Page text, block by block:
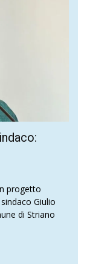
progetto
Giulio
di Striano